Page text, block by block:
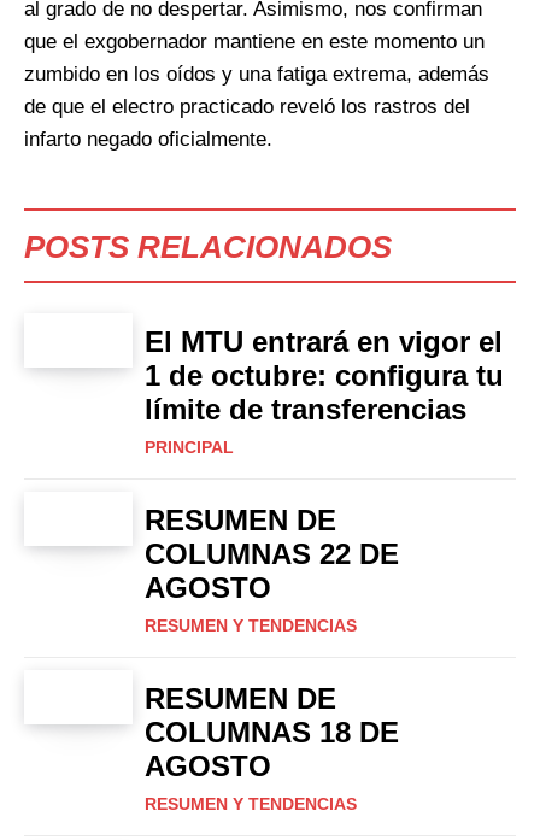
al grado de no despertar. Asimismo, nos confirman
que el exgobernador mantiene en este momento un
zumbido en los oídos y una fatiga extrema, además
de que el electro practicado reveló los rastros del
infarto negado oficialmente.
POSTS RELACIONADOS
El MTU entrará en vigor el
1 de octubre: configura tu
límite de transferencias
PRINCIPAL
RESUMEN DE
COLUMNAS 22 DE
AGOSTO
RESUMEN Y TENDENCIAS
RESUMEN DE
COLUMNAS 18 DE
AGOSTO
RESUMEN Y TENDENCIAS